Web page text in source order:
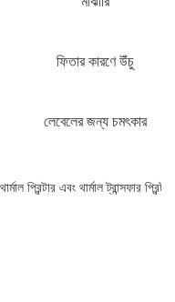
ফিতার কারণে উঁচু
লেবেলের জন্য চমৎকার